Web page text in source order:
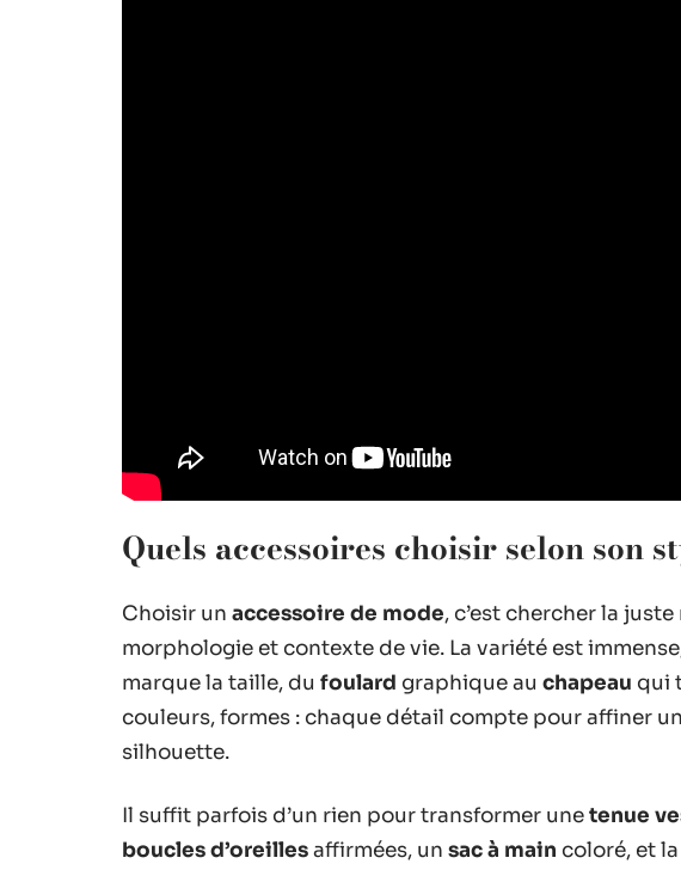
Quels accessoires choisir selon son
Choisir un accessoire de mode, c’est chercher la
morphologie et contexte de vie. La variété est
marque la taille, du foulard graphique au chapeau qui
couleurs, formes : chaque détail compte pour affiner
silhouette.
Il suffit parfois d’un rien pour transformer unetenue
boucles d’oreillesaffirmées, un sac à main coloré, et